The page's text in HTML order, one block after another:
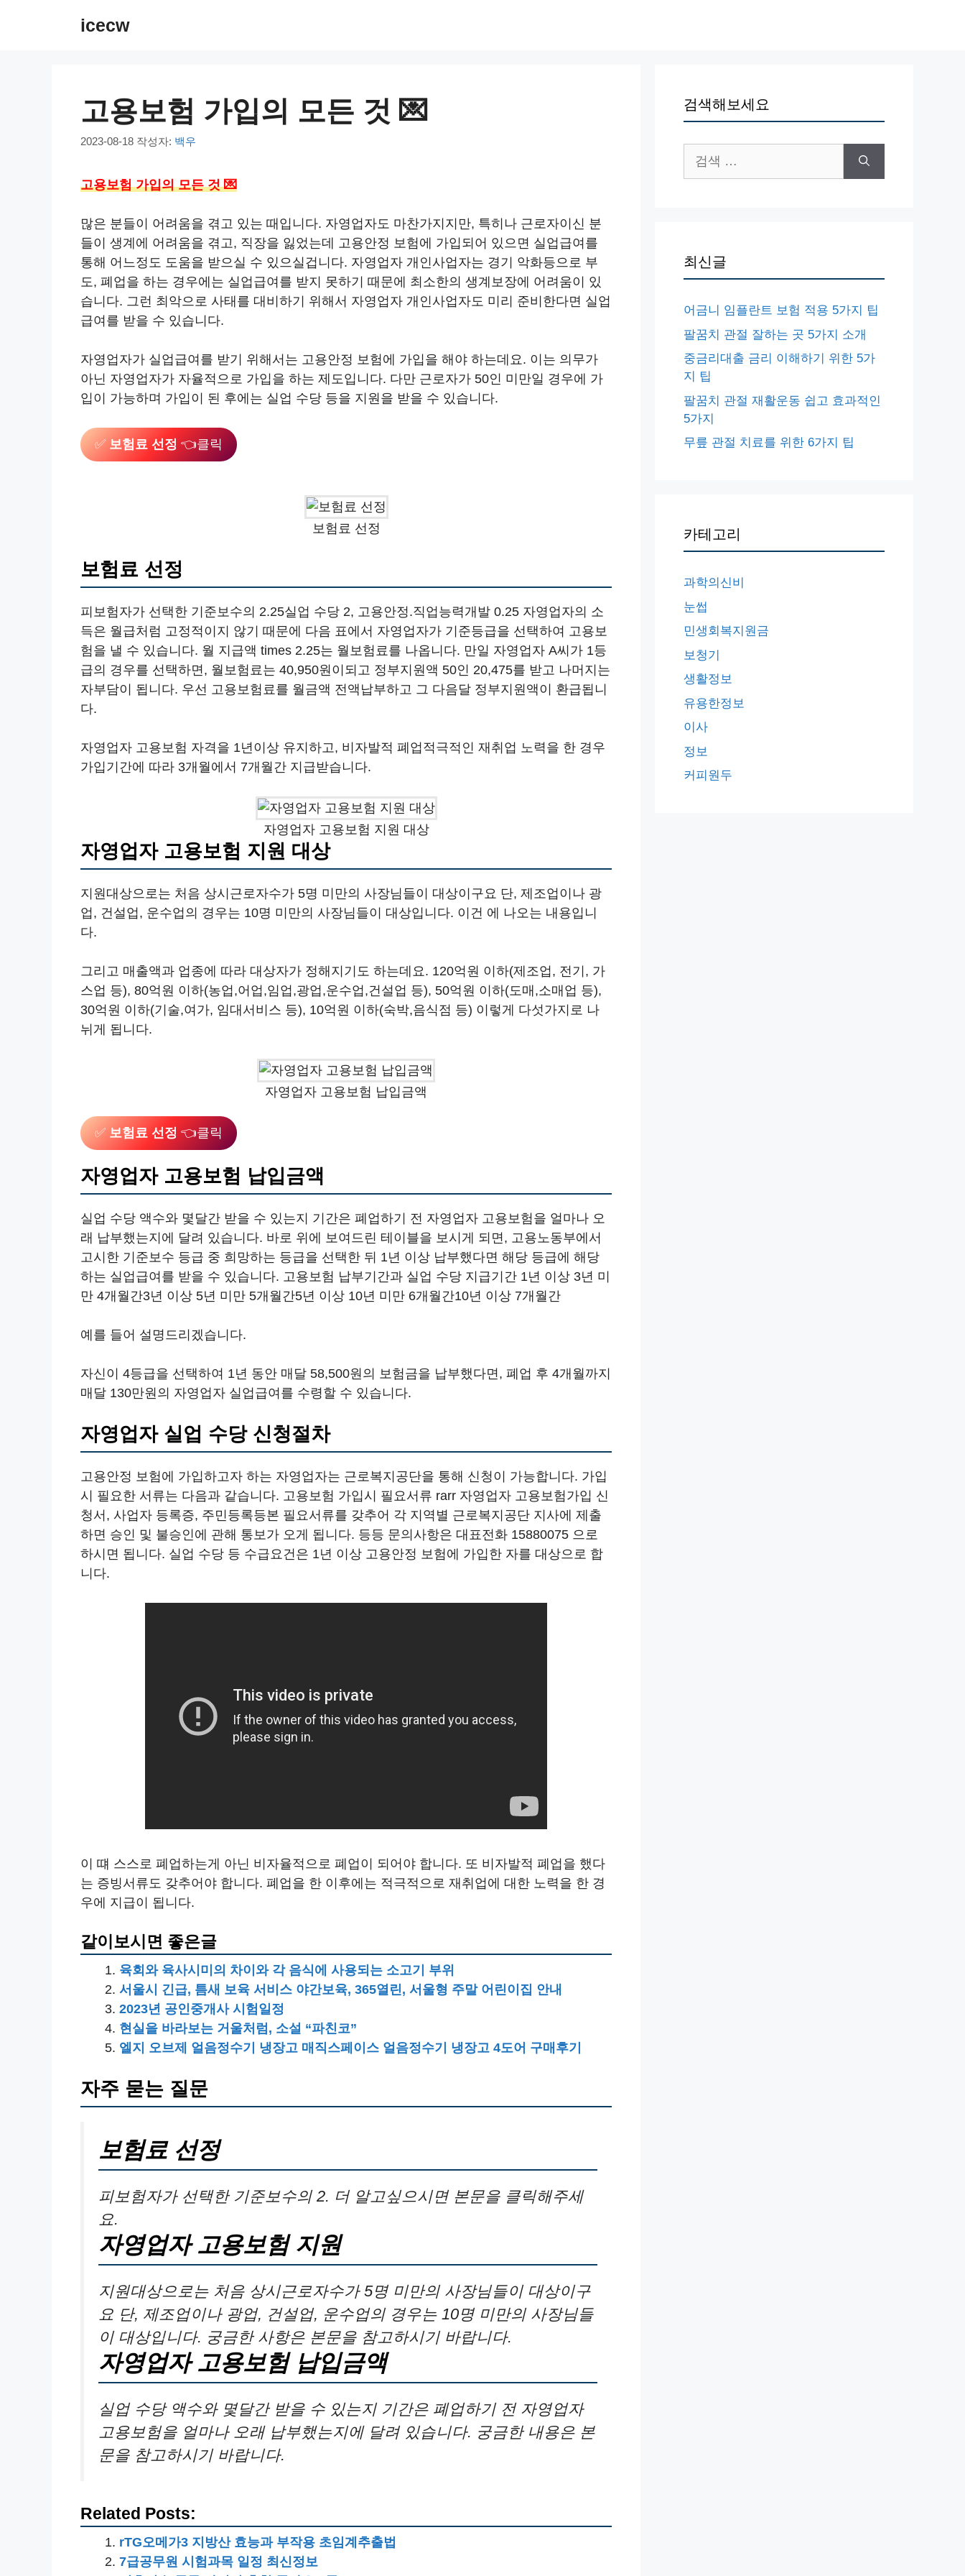
icecw
고용보험 가입의 모든 것 💌
2023-08-18 작성자: 백우
고용보험 가입의 모든 것 💌
많은 분들이 어려움을 겪고 있는 때입니다. 자영업자도 마찬가지지만, 특히나 근로자이신 분
들이 생계에 어려움을 겪고, 직장을 잃었는데 고용안정 보험에 가입되어 있으면 실업급여를
통해 어느정도 도움을 받으실 수 있으실겁니다. 자영업자 개인사업자는 경기 악화등으로 부
도, 폐업을 하는 경우에는 실업급여를 받지 못하기 때문에 최소한의 생계보장에 어려움이 있
습니다. 그런 최악으로 사태를 대비하기 위해서 자영업자 개인사업자도 미리 준비한다면 실업
급여를 받을 수 있습니다.
자영업자가 실업급여를 받기 위해서는 고용안정 보험에 가입을 해야 하는데요. 이는 의무가
아닌 자영업자가 자율적으로 가입을 하는 제도입니다. 다만 근로자가 50인 미만일 경우에 가
입이 가능하며 가입이 된 후에는 실업 수당 등을 지원을 받을 수 있습니다.
✅ 보험료 선정 👈클릭
보험료 선정
보험료 선정
피보험자가 선택한 기준보수의 2.25실업 수당 2, 고용안정.직업능력개발 0.25 자영업자의 소
득은 월급처럼 고정적이지 않기 때문에 다음 표에서 자영업자가 기준등급을 선택하여 고용보
험을 낼 수 있습니다. 월 지급액 times 2.25는 월보험료를 나옵니다. 만일 자영업자 A씨가 1등
급의 경우를 선택하면, 월보험료는 40,950원이되고 정부지원액 50인 20,475를 받고 나머지는
자부담이 됩니다. 우선 고용보험료를 월금액 전액납부하고 그 다음달 정부지원액이 환급됩니
다.
자영업자 고용보험 자격을 1년이상 유지하고, 비자발적 폐업적극적인 재취업 노력을 한 경우
가입기간에 따라 3개월에서 7개월간 지급받습니다.
자영업자 고용보험 지원 대상
자영업자 고용보험 지원 대상
지원대상으로는 처음 상시근로자수가 5명 미만의 사장님들이 대상이구요 단, 제조업이나 광
업, 건설업, 운수업의 경우는 10명 미만의 사장님들이 대상입니다. 이건 에 나오는 내용입니
다.
그리고 매출액과 업종에 따라 대상자가 정해지기도 하는데요. 120억원 이하(제조업, 전기, 가
스업 등), 80억원 이하(농업,어업,임업,광업,운수업,건설업 등), 50억원 이하(도매,소매업 등),
30억원 이하(기술,여가, 임대서비스 등), 10억원 이하(숙박,음식점 등) 이렇게 다섯가지로 나
뉘게 됩니다.
자영업자 고용보험 납입금액
✅ 보험료 선정 👈클릭
자영업자 고용보험 납입금액
실업 수당 액수와 몇달간 받을 수 있는지 기간은 폐업하기 전 자영업자 고용보험을 얼마나 오
래 납부했는지에 달려 있습니다. 바로 위에 보여드린 테이블을 보시게 되면, 고용노동부에서
고시한 기준보수 등급 중 희망하는 등급을 선택한 뒤 1년 이상 납부했다면 해당 등급에 해당
하는 실업급여를 받을 수 있습니다. 고용보험 납부기간과 실업 수당 지급기간 1년 이상 3년 미
만 4개월간3년 이상 5년 미만 5개월간5년 이상 10년 미만 6개월간10년 이상 7개월간
예를 들어 설명드리겠습니다.
자신이 4등급을 선택하여 1년 동안 매달 58,500원의 보험금을 납부했다면, 폐업 후 4개월까지
매달 130만원의 자영업자 실업급여를 수령할 수 있습니다.
자영업자 실업 수당 신청절차
고용안정 보험에 가입하고자 하는 자영업자는 근로복지공단을 통해 신청이 가능합니다. 가입
시 필요한 서류는 다음과 같습니다. 고용보험 가입시 필요서류 rarr 자영업자 고용보험가입 신
청서, 사업자 등록증, 주민등록등본 필요서류를 갖추어 각 지역별 근로복지공단 지사에 제출
하면 승인 및 불승인에 관해 통보가 오게 됩니다. 등등 문의사항은 대표전화 15880075 으로
하시면 됩니다. 실업 수당 등 수급요건은 1년 이상 고용안정 보험에 가입한 자를 대상으로 합
니다.
이 떄 스스로 폐업하는게 아닌 비자율적으로 폐업이 되어야 합니다. 또 비자발적 폐업을 했다
는 증빙서류도 갖추어야 합니다. 폐업을 한 이후에는 적극적으로 재취업에 대한 노력을 한 경
우에 지급이 됩니다.
같이보시면 좋은글
육회와 육사시미의 차이와 각 음식에 사용되는 소고기 부위
서울시 긴급, 틈새 보육 서비스 야간보육, 365열린, 서울형 주말 어린이집 안내
2023년 공인중개사 시험일정
현실을 바라보는 거울처럼, 소설 “파친코”
엘지 오브제 얼음정수기 냉장고 매직스페이스 얼음정수기 냉장고 4도어 구매후기
자주 묻는 질문
보험료 선정
피보험자가 선택한 기준보수의 2. 더 알고싶으시면 본문을 클릭해주세
요.
자영업자 고용보험 지원
지원대상으로는 처음 상시근로자수가 5명 미만의 사장님들이 대상이구
요 단, 제조업이나 광업, 건설업, 운수업의 경우는 10명 미만의 사장님들
이 대상입니다. 궁금한 사항은 본문을 참고하시기 바랍니다.
자영업자 고용보험 납입금액
실업 수당 액수와 몇달간 받을 수 있는지 기간은 폐업하기 전 자영업자
고용보험을 얼마나 오래 납부했는지에 달려 있습니다. 궁금한 내용은 본
문을 참고하시기 바랍니다.
Related Posts:
rTG오메가3 지방산 효능과 부작용 초임계추출법
7급공무원 시험과목 일정 최신정보
검색해보세요
색:
최신글
어금니 임플란트 보험 적용 5가지 팁
팔꿈치 관절 잘하는 곳 5가지 소개
중금리대출 금리 이해하기 위한 5가
지 팁
팔꿈치 관절 재활운동 쉽고 효과적인
5가지
무릎 관절 치료를 위한 6가지 팁
카테고리
과학의신비
눈썹
민생회복지원금
보청기
생활정보
유용한정보
이사
정보
커피원두